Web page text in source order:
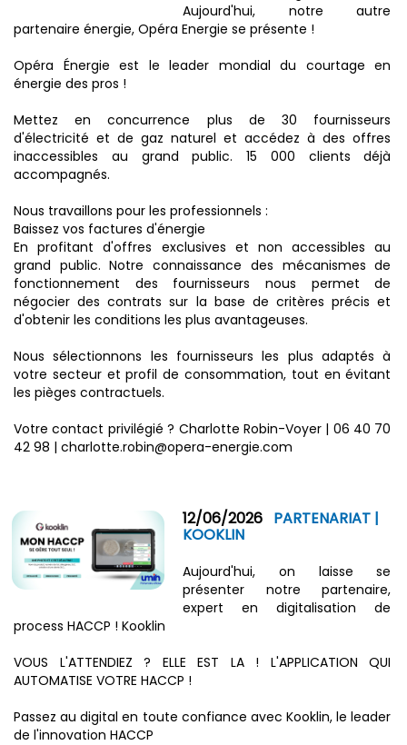
Aujourd'hui, notre autre
partenaire énergie, Opéra Energie se présente !
Opéra Énergie est le leader mondial du courtage en
énergie des pros !
Mettez en concurrence plus de 30 fournisseurs
d'électricité et de gaz naturel et accédez à des offres
inaccessibles au grand public. 15 000 clients déjà
accompagnés.
Nous travaillons pour les professionnels :
Baissez vos factures d'énergie
En profitant d'offres exclusives et non accessibles au
grand public. Notre connaissance des mécanismes de
fonctionnement des fournisseurs nous permet de
négocier des contrats sur la base de critères précis et
d'obtenir les conditions les plus avantageuses.
Nous sélectionnons les fournisseurs les plus adaptés à
votre secteur et profil de consommation, tout en évitant
les pièges contractuels.
Votre contact privilégié ? Charlotte Robin-Voyer | 06 40 70
42 98 | charlotte.robin@opera-energie.com
12/06/2026 PARTENARIAT |
KOOKLIN
Aujourd'hui, on laisse se
présenter notre partenaire,
expert en digitalisation de
process HACCP ! Kooklin
VOUS L'ATTENDIEZ ? ELLE EST LA ! L'APPLICATION QUI
AUTOMATISE VOTRE HACCP !
Passez au digital en toute confiance avec Kooklin, le leader
de l'innovation HACCP